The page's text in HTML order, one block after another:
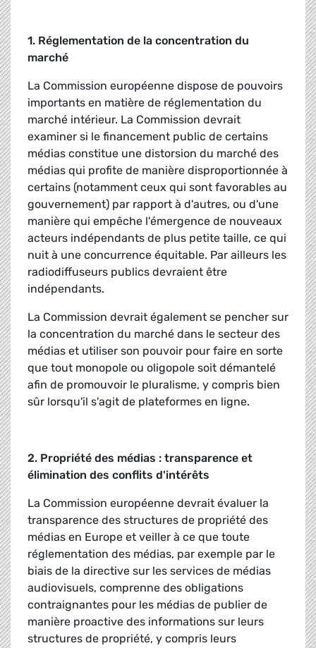
1. Réglementation de la concentration du
marché
La Commission européenne dispose de pouvoirs
importants en matière de réglementation du
marché intérieur. La Commission devrait
examiner si le financement public de certains
médias constitue une distorsion du marché des
médias qui profite de manière disproportionnée à
certains (notamment ceux qui sont favorables au
gouvernement) par rapport à d'autres, ou d'une
manière qui empêche l'émergence de nouveaux
acteurs indépendants de plus petite taille, ce qui
nuit à une concurrence équitable. Par ailleurs les
radiodiffuseurs publics devraient être
indépendants.
La Commission devrait également se pencher sur
la concentration du marché dans le secteur des
médias et utiliser son pouvoir pour faire en sorte
que tout monopole ou oligopole soit démantelé
afin de promouvoir le pluralisme, y compris bien
sûr lorsqu'il s'agit de plateformes en ligne.
2. Propriété des médias : transparence et
élimination des conflits d'intérêts
La Commission européenne devrait évaluer la
transparence des structures de propriété des
médias en Europe et veiller à ce que toute
réglementation des médias, par exemple par le
biais de la directive sur les services de médias
audiovisuels, comprenne des obligations
contraignantes pour les médias de publier de
manière proactive des informations sur leurs
structures de propriété, y compris leurs